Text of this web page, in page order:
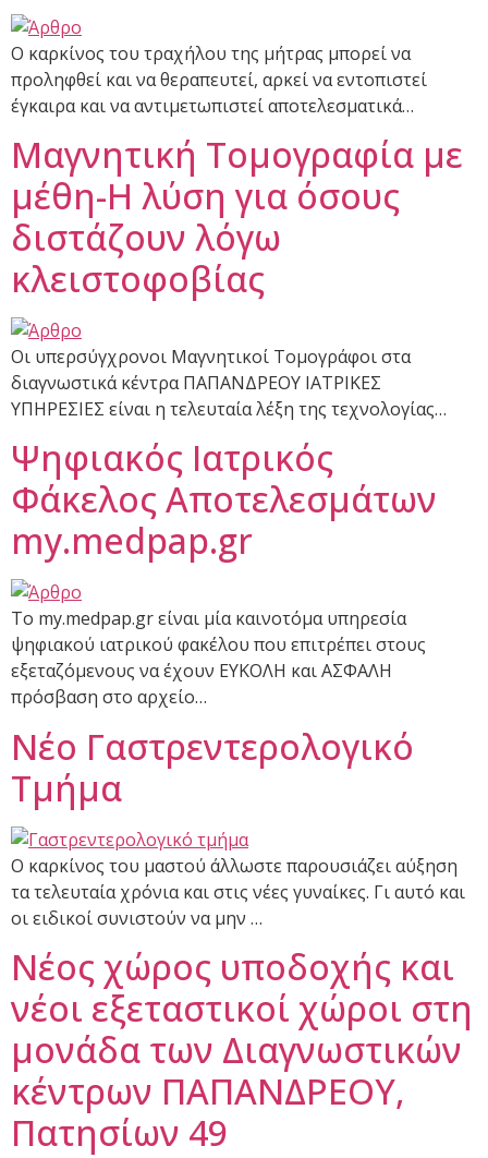
Ο καρκίνος του τραχήλου της μήτρας μπορεί να
προληφθεί και να θεραπευτεί, αρκεί να εντοπιστεί
έγκαιρα και να αντιμετωπιστεί αποτελεσματικά…
Μαγνητική Τομογραφία με
μέθη-Η λύση για όσους
διστάζουν λόγω
κλειστοφοβίας
Οι υπερσύγχρονοι Μαγνητικοί Τομογράφοι στα
διαγνωστικά κέντρα ΠΑΠΑΝΔΡΕΟΥ ΙΑΤΡΙΚΕΣ
ΥΠΗΡΕΣΙΕΣ είναι η τελευταία λέξη της τεχνολογίας…
Ψηφιακός Ιατρικός
Φάκελος Αποτελεσμάτων
my.medpap.gr
Το my.medpap.gr είναι μία καινοτόμα υπηρεσία
ψηφιακού ιατρικού φακέλου που επιτρέπει στους
εξεταζόμενους να έχουν ΕΥΚΟΛΗ και ΑΣΦΑΛΗ
πρόσβαση στο αρχείο…
Νέο Γαστρεντερολογικό
Τμήμα
Ο καρκίνος του μαστού άλλωστε παρουσιάζει αύξηση
τα τελευταία χρόνια και στις νέες γυναίκες. Γι αυτό και
οι ειδικοί συνιστούν να μην …
Νέος χώρος υποδοχής και
νέοι εξεταστικοί χώροι στη
μονάδα των Διαγνωστικών
κέντρων ΠΑΠΑΝΔΡΕΟΥ,
Πατησίων 49